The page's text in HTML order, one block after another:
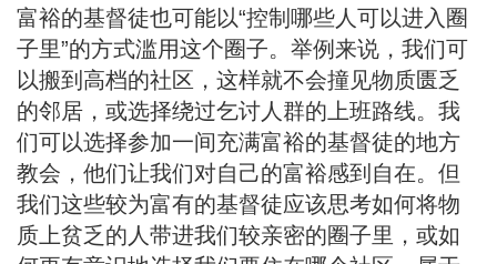
富裕的基督徒也可能以“控制哪些人可以进入圈
子里”的方式滥用这个圈子。举例来说，我们可
以搬到高档的社区，这样就不会撞见物质匮乏
的邻居，或选择绕过乞讨人群的上班路线。我
们可以选择参加一间充满富裕的基督徒的地方
教会，他们让我们对自己的富裕感到自在。但
我们这些较为富有的基督徒应该思考如何将物
质上贫乏的人带进我们较亲密的圈子里，或如